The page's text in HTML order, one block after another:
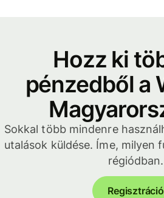
Hozz ki
pénzedből a
Sokkal több mindenre
utalások küldése. Íme, milyen
régiódban.
Regisztráció